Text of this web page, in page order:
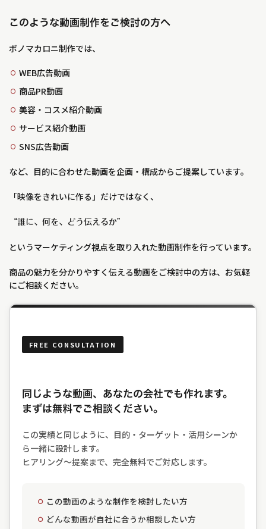
このような動画制作をご検討の方へ
ボノマカロニ制作では、
WEB広告動画
商品PR動画
美容・コスメ紹介動画
サービス紹介動画
SNS広告動画
など、目的に合わせた動画を企画・構成からご提案しています。
「映像をきれいに作る」だけではなく、
“誰に、何を、どう伝えるか”
というマーケティング視点を取り入れた動画制作を行っています。
商品の魅力を分かりやすく伝える動画をご検討中の方は、お気軽
にご相談ください。
FREE CONSULTATION
同じような動画、あなたの会社でも作れます。
まずは無料でご相談ください。
この実績と同じように、目的・ターゲット・活用シーンか
ら一緒に設計します。
ヒアリング〜提案まで、完全無料でご対応します。
この動画のような制作を検討したい方
どんな動画が自社に合うか相談したい方